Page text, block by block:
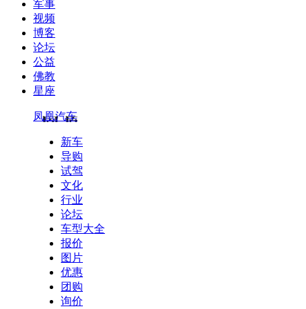
军事
视频
博客
论坛
公益
佛教
星座
凤凰汽车
新车
导购
试驾
文化
行业
论坛
车型大全
报价
图片
优惠
团购
询价